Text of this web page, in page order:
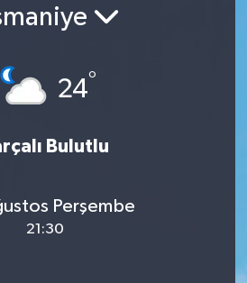
24°
Bulutlu
Perşembe
21:30